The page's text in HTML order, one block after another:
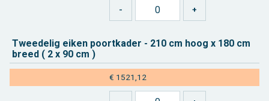
Twee­de­lig eiken poort­ka­der - 210 cm hoog x 180 cm
breed ( 2 x 90 cm )
€ 1521,12